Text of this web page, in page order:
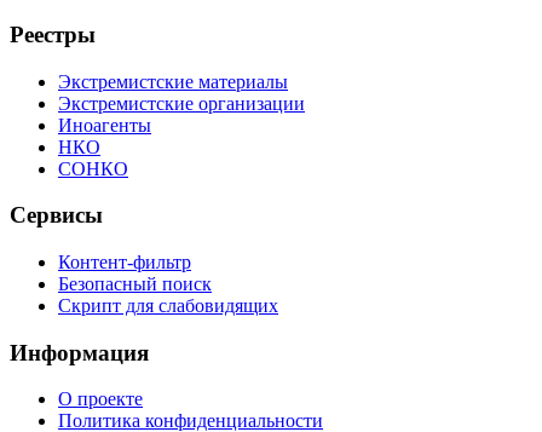
Реестры
Экстремистские материалы
Экстремистские организации
Иноагенты
НКО
СОНКО
Сервисы
Контент-фильтр
Безопасный поиск
Скрипт для слабовидящих
Информация
О проекте
Политика конфиденциальности